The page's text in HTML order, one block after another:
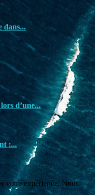
dans...
d’une...
:...
votre expérience. Nous